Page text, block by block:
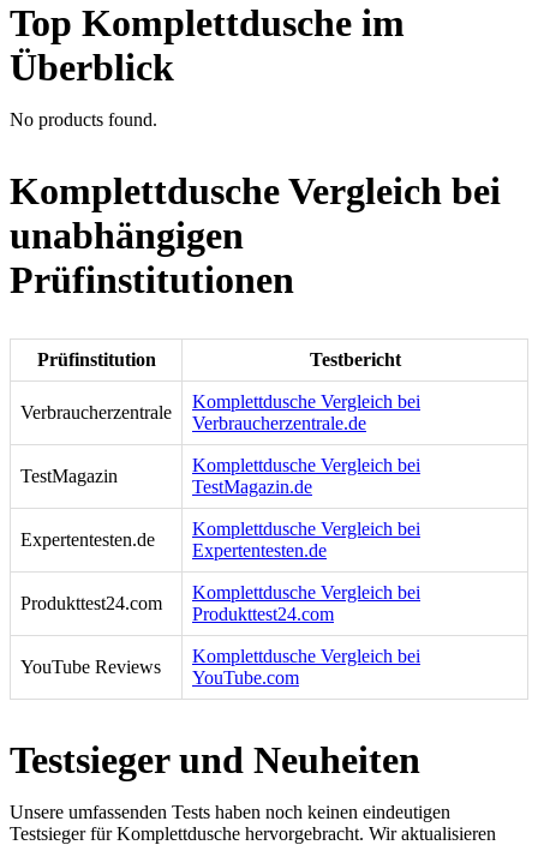
Top Komplettdusche im
Überblick
No products found.
Komplettdusche Vergleich bei
unabhängigen
Prüfinstitutionen
Prüfinstitution Testbericht
Verbraucherzentrale
Komplettdusche Vergleich bei
Verbraucherzentrale.de
TestMagazin
Komplettdusche Vergleich bei
TestMagazin.de
Expertentesten.de
Komplettdusche Vergleich bei
Expertentesten.de
Produkttest24.com
Komplettdusche Vergleich bei
Produkttest24.com
YouTube Reviews
Komplettdusche Vergleich bei
YouTube.com
Testsieger und Neuheiten
Unsere umfassenden Tests haben noch keinen eindeutigen
Testsieger für Komplettdusche hervorgebracht. Wir aktualisieren